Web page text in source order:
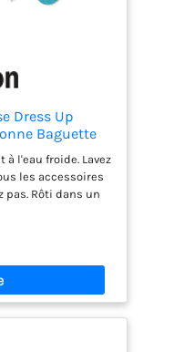
Dress Up
Baguette
pour
Baguette
à l'eau froide. Lavez
les accessoires
pas. Rôti dans un
irréversibles. ♥
Anna Princess de
beaucoup et
♥ 【Qualité
associé au meilleur
à la meilleure